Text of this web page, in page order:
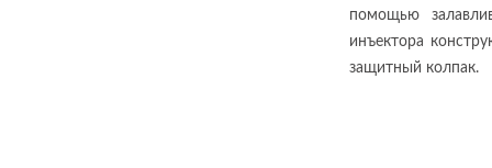
помощью
инъектора
защитный колпак.